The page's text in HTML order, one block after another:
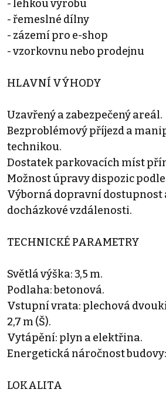
- lehkou výrobu
- řemeslné dílny
- zázemí pro e-shop
- vzorkovnu nebo prodejnu
HLAVNÍ VÝHODY
Uzavřený a zabezpečený areál.
Bezproblémový příjezd a
technikou.
Dostatek parkovacích míst
Možnost úpravy dispozic
Výborná dopravní dostupnost
docházkové vzdálenosti.
TECHNICKÉ PARAMETRY
Světlá výška: 3,5 m.
Podlaha: betonová.
Vstupní vrata: plechová
2,7 m (Š).
Vytápění: plyn a elektřina.
Energetická náročnost budovy:
LOKALITA